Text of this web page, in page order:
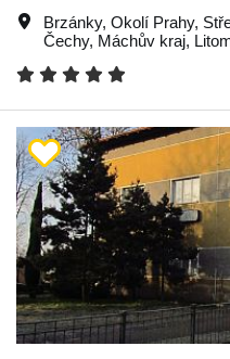
Brzánky, Okolí Prahy,
Čechy, Máchův kraj,